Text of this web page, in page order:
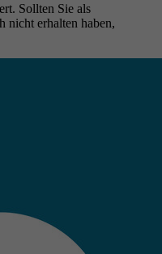
Sollten Sie als
nicht erhalten haben,